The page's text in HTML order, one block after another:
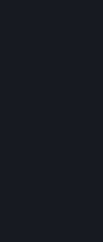
3. ABRECHNUNG,
Alle Gebühren, die auf
mittels des Steam-
Voraus zu bezahlen und
den nachfolgenden
Wenn Sie Valve oder
Zahlungsinformationen
dadurch Valve gegenüber
Benutzer der mit dieser
PIN, Schlüssel oder
die Befugnis, für die Ihnen
Wallet-Guthaben,
entstehenden Kosten Ihre
Zahlung über den
Bei Abonnements, die
Nutzungszeitraum
eine fortgesetzte Nutzung
anfallen („Abonnements
erklären Sie sich durch
Abonnements mit
Folgendem einverstanden
berechtigt, für die jeweils